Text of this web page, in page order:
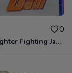
0
Street Fighter Fighting Jam PS2 NEUF emballé!